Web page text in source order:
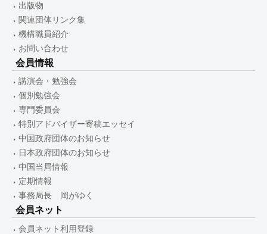
出版物
関連団体リンク集
機構職員紹介
お問い合わせ
会員情報
講演会・勉強会
個別勉強会
専門委員会
特別アドバイザー寄稿エッセイ
中国政府団体のお知らせ
日本政府団体のお知らせ
中国当局情報
定期情報
事務局長 岡がゆく
会員ネット
会員ネット利用登録